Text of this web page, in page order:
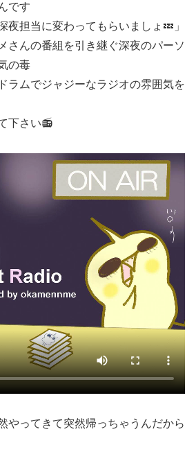
です
夜担当に変わってもらいましょ💤」
さんの番組を引き継ぐ深夜のパーソ
の毒
ラムでジャジーなラジオの雰囲気を
下さい📻
やってきて突然帰っちゃうんだから